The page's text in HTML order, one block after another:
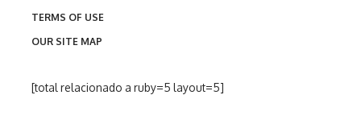
TERMS OF USE
OUR SITE MAP
[total relacionado a ruby=5 layout=5]